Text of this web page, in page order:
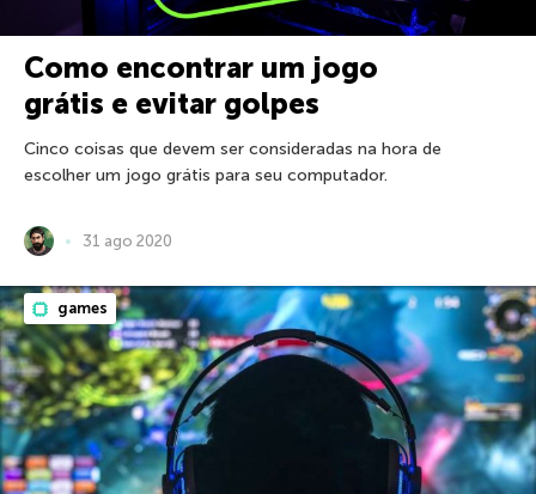
Como encontrar um jogo
grátis e evitar golpes
Cinco coisas que devem ser consideradas na hora de
escolher um jogo grátis para seu computador.
31 ago 2020
games